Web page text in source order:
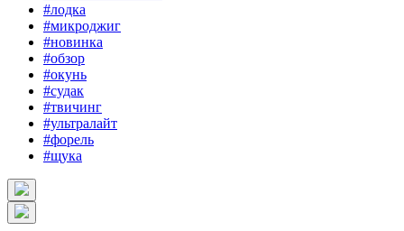
#лодка
#микроджиг
#новинка
#обзор
#окунь
#судак
#твичинг
#ультралайт
#форель
#щука